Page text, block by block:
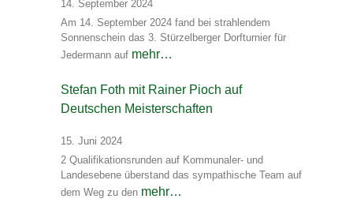
14. September 2024
Am 14. September 2024 fand bei strahlendem
Sonnenschein das 3. Stürzelberger Dorfturnier für
Jedermann auf mehr…
Stefan Foth mit Rainer Pioch auf
Deutschen Meisterschaften
15. Juni 2024
2 Qualifikationsrunden auf Kommunaler- und
Landesebene überstand das sympathische Team auf
dem Weg zu den mehr…